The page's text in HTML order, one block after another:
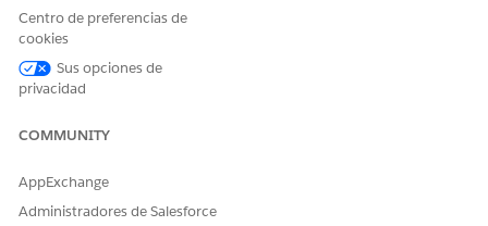
Centro de preferencias de
cookies
Sus opciones de
privacidad
COMMUNITY
AppExchange
Administradores de Salesforce